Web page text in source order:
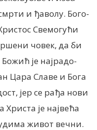
и ђаволу. Бого-
Свемогући
човек, да би
је најрадо-
Цара Славе и Бога
јер се рађа нови
је највећа
живот вечни.